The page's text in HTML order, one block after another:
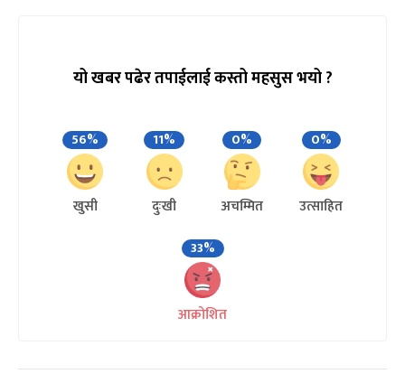
यो खबर पढेर तपाईलाई कस्तो महसुस भयो ?
56%
खुसी
11%
दुःखी
0%
अचम्मित
0%
उत्साहित
33%
आक्रोशित